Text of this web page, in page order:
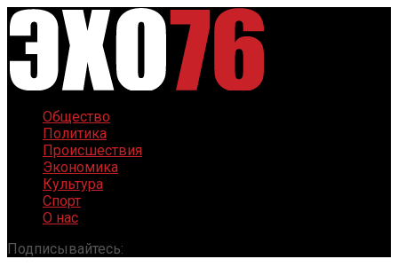
Общество
Политика
Происшествия
Экономика
Культура
Спорт
О нас
Подписывайтесь: